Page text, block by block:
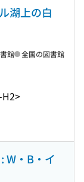
湖上の白
館 全国の図書館
W・B・イ